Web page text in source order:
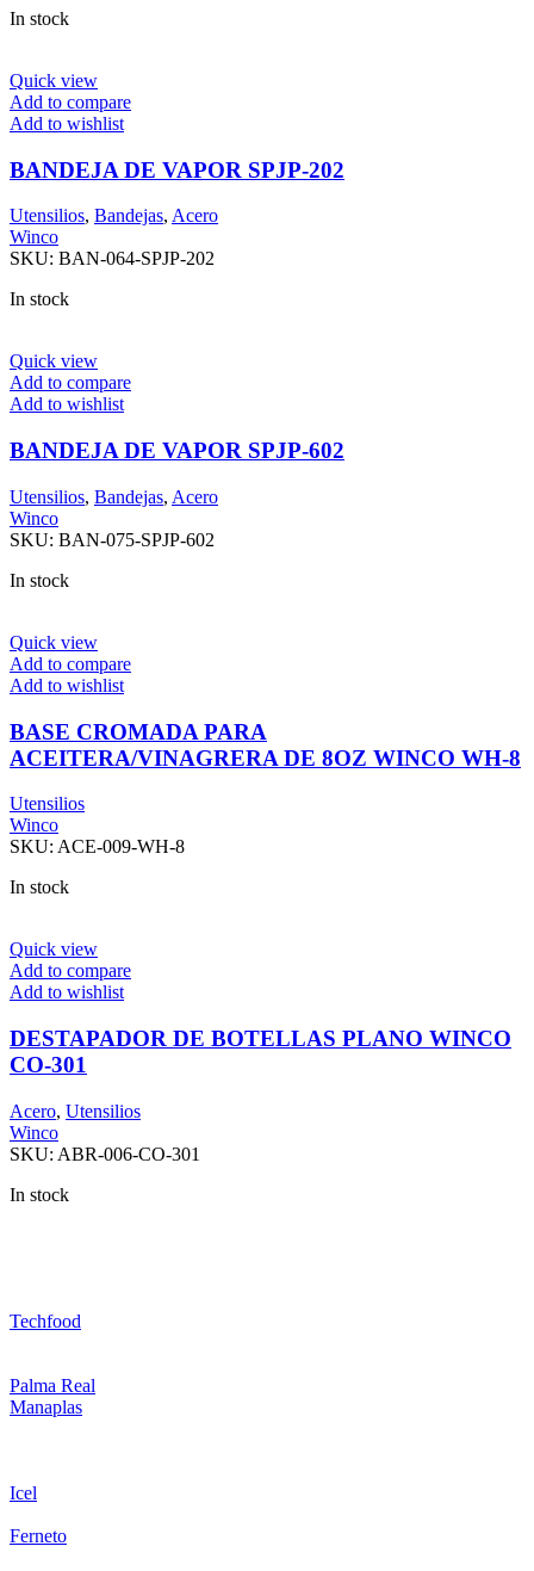
In stock
Quick view
Add to compare
Add to wishlist
BANDEJA DE VAPOR SPJP-202
Utensilios, Bandejas, Acero
Winco
SKU: BAN-064-SPJP-202
In stock
Quick view
Add to compare
Add to wishlist
BANDEJA DE VAPOR SPJP-602
Utensilios, Bandejas, Acero
Winco
SKU: BAN-075-SPJP-602
In stock
Quick view
Add to compare
Add to wishlist
BASE CROMADA PARA
ACEITERA/VINAGRERA DE 8OZ WINCO WH-8
Utensilios
Winco
SKU: ACE-009-WH-8
In stock
Quick view
Add to compare
Add to wishlist
DESTAPADOR DE BOTELLAS PLANO WINCO
CO-301
Acero, Utensilios
Winco
SKU: ABR-006-CO-301
In stock
Techfood
Palma Real
Manaplas
Icel
Ferneto